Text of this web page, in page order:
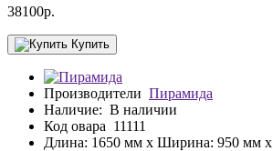
38100р.
Купить
Производители Пирамида
Наличие: В наличии
Код овара 11111
Длина: 1650 мм x Ширина: 950 мм